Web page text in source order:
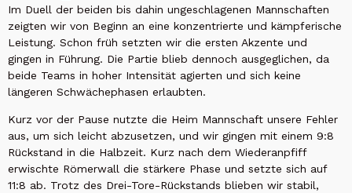
Im Duell der beiden bis dahin ungeschlagenen Mannschaften
zeigten wir von Beginn an eine konzentrierte und kämpferische
Leistung. Schon früh setzten wir die ersten Akzente und
gingen in Führung. Die Partie blieb dennoch ausgeglichen, da
beide Teams in hoher Intensität agierten und sich keine
längeren Schwächephasen erlaubten.
Kurz vor der Pause nutzte die Heim Mannschaft unsere Fehler
aus, um sich leicht abzusetzen, und wir gingen mit einem 9:8
Rückstand in die Halbzeit. Kurz nach dem Wiederanpfiff
erwischte Römerwall die stärkere Phase und setzte sich auf
11:8 ab. Trotz des Drei-Tore-Rückstands blieben wir stabil,